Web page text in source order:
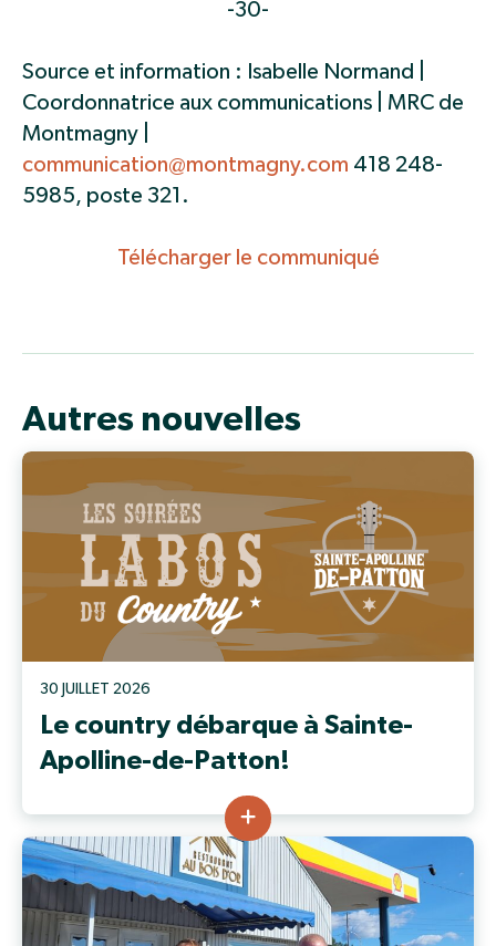
-30-
Source et information : Isabelle Normand |
Coordonnatrice aux communications | MRC de
Montmagny |
communication@montmagny.com 418 248-
5985, poste 321.
Télécharger le communiqué
Autres nouvelles
30 JUILLET 2026
Le country débarque à Sainte-
Apolline-de-Patton!